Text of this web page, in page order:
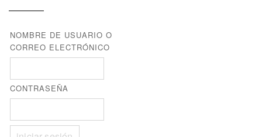
o
s
t
NOMBRE DE USUARIO O
CORREO ELECTRÓNICO
CONTRASEÑA